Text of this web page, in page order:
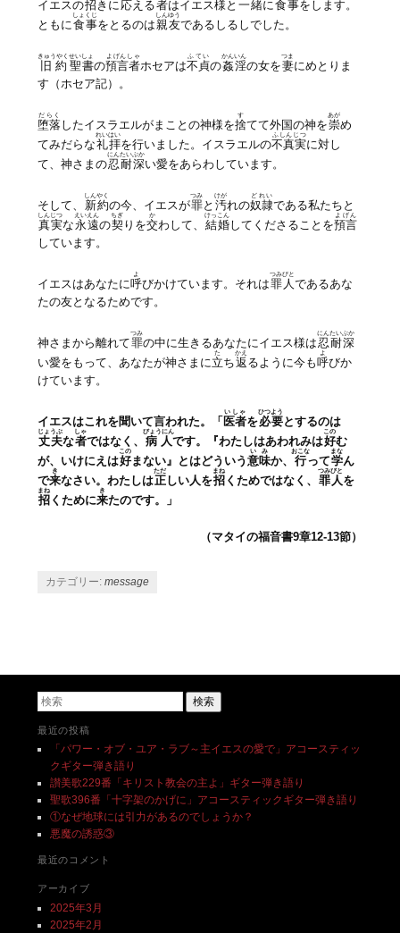
イエスの招 きに 応える者はイエス様と 一緒に 食事をします。
ともに 食事
しょくじ
をとるのは親友
しんゆう
であるしるしでした。
旧約
きゅうやく
聖書
せいしょ
の預言者
よげんしゃ
ホセアは不貞
ふてい
の姦淫
かんいん
の女を妻
つま
にめとりま
す（ホセア記）。
堕落
だらく
したイスラエルがまことの神様を捨
す
てて外国の神を崇
あが
め
てみだらな礼拝
れいはい
を行いました。イスラエルの不真実
ふしんじつ
に対し
て、神さまの忍耐
にんたい
深
ぶか
い愛をあらわしています。
そして、 新約
しんやく
の今、イエスが罪
つみ
と 汚
けが
れの奴隷
どれい
である私たちと
真実
しんじつ
な永遠
えいえん
の契
ちぎ
りを交
か
わして、 結婚
けっこん
してくださることを預言
よげん
しています。
イエスはあなたに呼
よ
びかけています。それは罪人
つみびと
であるあな
たの友となるためです。
神さまから離れて罪
つみ
の中に生きるあなたにイエス様は 忍耐
にんたい
深
ぶか
い愛をもって、あなたが神さまに 立
た
ち返
かえ
るように今も呼
よ
びか
けています。
イエスはこれを聞いて言われた。「 医者
いしゃ
を必要
ひつよう
とするのは
丈夫
じょうぶ
な者
しゃ
ではなく、 病人
びょうにん
です。『わたしはあわれみは好
この
む
が、いけにえは好
この
まない』とはどういう意味
いみ
か、 行
おこな
って学
まな
ん
で来
き
なさい。わたしは正
ただ
しい人を招
まね
くためではなく、 罪人
つみびと
を
招
まね
くために来
き
たのです。」
（マタイの福音書9章12-13節）
カテゴリー:message
検索
最近の投稿
「パワー・オブ・ユア・ラブ～主イエスの愛で」アコースティッ
クギター弾き語り
讃美歌229番「キリスト教会の主よ」ギター弾き語り
聖歌396番「十字架のかげに」アコースティックギター弾き語り
①なぜ地球には引力があるのでしょうか？
悪魔の誘惑③
最近のコメント
アーカイブ
2025年3月
2025年2月